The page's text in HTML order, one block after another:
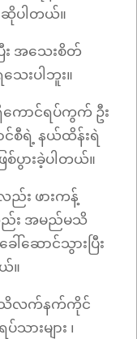
ပါတယ်။
း အသေးစိတ်
းပါဘူး။
ောင်ရပ်ကွက် ဦး
င်စီရဲ့ နယ်ထိန်းရဲ
ပွားခဲ့ပါတယ်။
း ဖားကန့်
ည်း အမည်မသိ
ဆောင်သွားပြီး
။
သိလက်နက်ကိုင်
းများ ၊